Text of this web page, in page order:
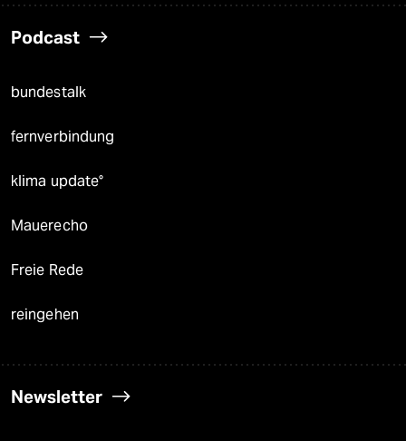
Podcast
bundestalk
fernverbindung
klima update°
Mauerecho
Freie Rede
reingehen
Newsletter